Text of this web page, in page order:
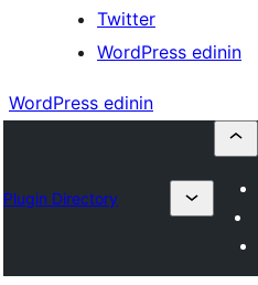
Twitter
WordPress edinin
WordPress edinin
Plugin Directory